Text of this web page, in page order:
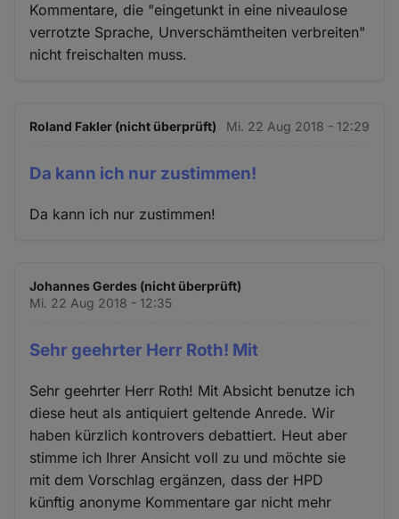
Kommentare, die "eingetunkt in eine niveaulose
verrotzte Sprache, Unverschämtheiten verbreiten"
nicht freischalten muss.
Roland Fakler (nicht überprüft) Mi. 22 Aug 2018 - 12:29
Da kann ich nur zustimmen!
Da kann ich nur zustimmen!
Johannes Gerdes (nicht überprüft)
Mi. 22 Aug 2018 - 12:35
Sehr geehrter Herr Roth! Mit
Sehr geehrter Herr Roth! Mit Absicht benutze ich
diese heut als antiquiert geltende Anrede. Wir
haben kürzlich kontrovers debattiert. Heut aber
stimme ich Ihrer Ansicht voll zu und möchte sie
mit dem Vorschlag ergänzen, dass der HPD
künftig anonyme Kommentare gar nicht mehr